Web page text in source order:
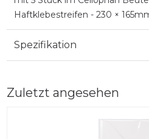
Haftklebestreifen - 230 ×
Spezifikation
Zuletzt angesehen